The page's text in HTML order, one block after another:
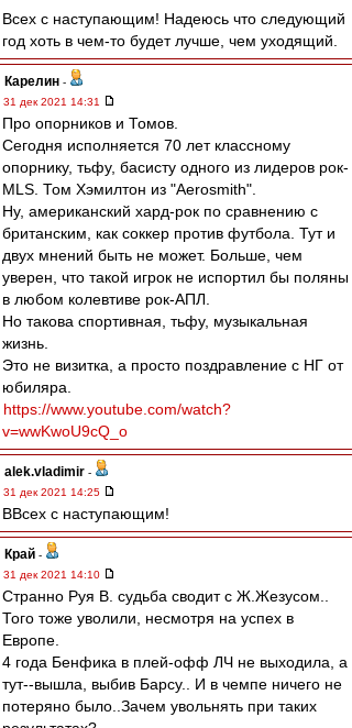
Всех с наступающим! Надеюсь что следующий
год хоть в чем-то будет лучше, чем уходящий.
Карелин -
31 дек 2021 14:31
Про опорников и Томов.
Сегодня исполняется 70 лет классному
опорнику, тьфу, басисту одного из лидеров рок-
MLS. Том Хэмилтон из "Aerosmith".
Ну, американский хард-рок по сравнению с
британским, как соккер против футбола. Тут и
двух мнений быть не может. Больше, чем
уверен, что такой игрок не испортил бы поляны
в любом колевтиве рок-АПЛ.
Но такова спортивная, тьфу, музыкальная
жизнь.
Это не визитка, а просто поздравление с НГ от
юбиляра.
https://www.youtube.com/watch?
v=wwKwoU9cQ_o
alek.vladimir -
31 дек 2021 14:25
ВВсех с наступающим!
Край -
31 дек 2021 14:10
Странно Руя В. судьба сводит с Ж.Жезусом..
Того тоже уволили, несмотря на успех в
Европе.
4 года Бенфика в плей-офф ЛЧ не выходила, а
тут--вышла, выбив Барсу.. И в чемпе ничего не
потеряно было..Зачем увольнять при таких